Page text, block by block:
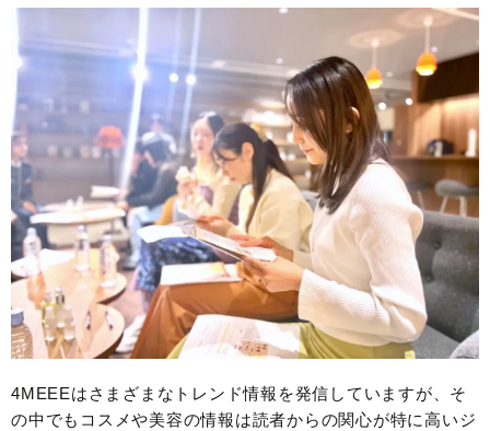
4MEEEはさまざまなトレンド情報を発信していますが、そ
の中でもコスメや美容の情報は読者からの関心が特に高いジ